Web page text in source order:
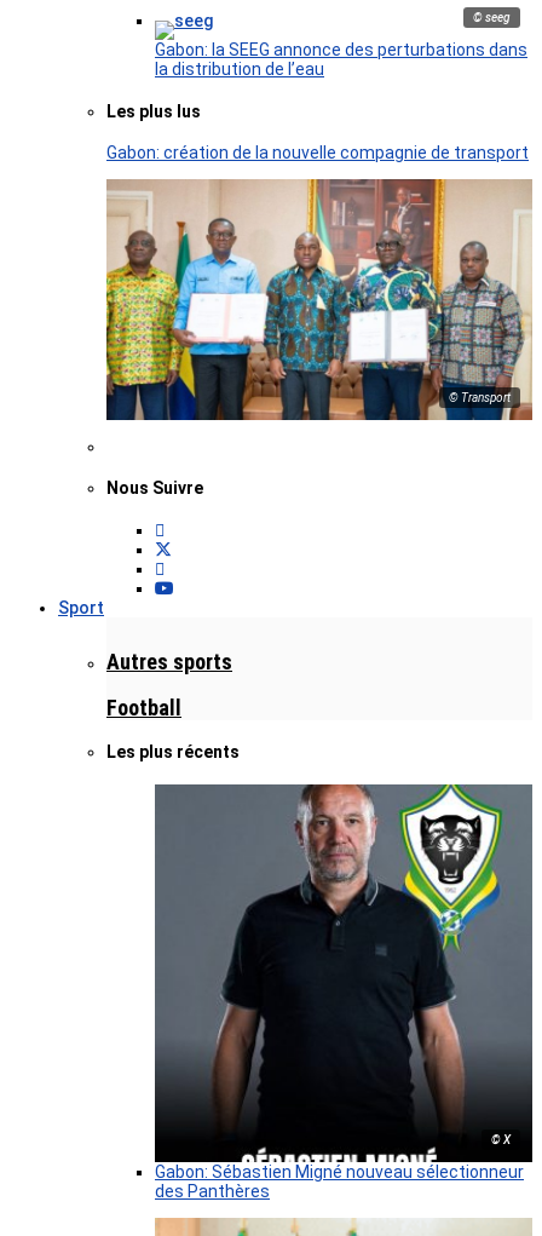
© seeg
Gabon: la SEEG annonce des perturbations dans
la distribution de l’eau
Les plus lus
Gabon: création de la nouvelle compagnie de transport
© Transport
Nous Suivre
Sport
Autres sports
Football
Les plus récents
© X
Gabon: Sébastien Migné nouveau sélectionneur
des Panthères